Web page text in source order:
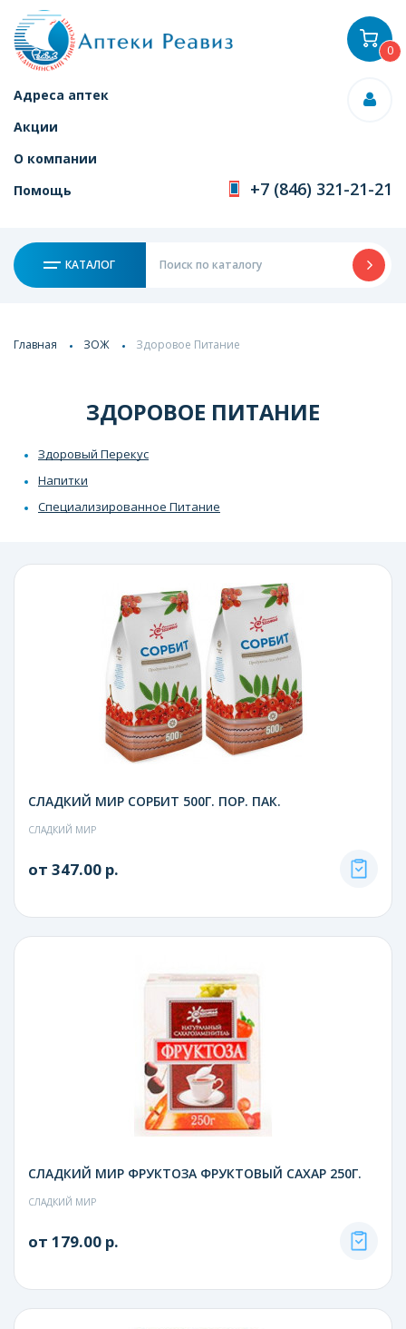
Адреса аптек
Акции
О компании
Помощь
+7 (846) 321-21-21
КАТАЛОГ
0
Главная ЗОЖ Здоровое Питание
ЗДОРОВОЕ ПИТАНИЕ
Здоровый Перекус
Напитки
Специализированное Питание
СЛАДКИЙ МИР СОРБИТ 500Г. ПОР. ПАК.
СЛАДКИЙ МИР
от 347.00 р.
СЛАДКИЙ МИР ФРУКТОЗА ФРУКТОВЫЙ САХАР 250Г.
СЛАДКИЙ МИР
от 179.00 р.